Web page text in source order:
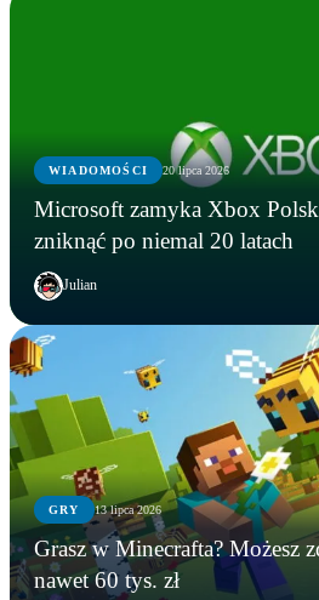
WIADOMOŚCI 20 lipca 2026
Microsoft zamyka Xbox
zniknąć po niemal 20 latach
Julian
GRY 13 lipca 2026
Grasz w Minecrafta? Możesz
nawet 60 tys. zł
GRY
Instalowali gry na Steamie, a
WIADOMOŚCI
Microsoft zamyka Xbox
GRY
Grasz w Minecrafta? Możesz